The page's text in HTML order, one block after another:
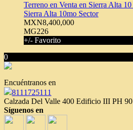
Terreno en Venta en Sierra Alta
Sierra Alta 10mo Sector
MXN8,400,000
MG226
+/- Favorito
0
Encuéntranos en
8111725111
Calzada Del Valle 400 Edificio III PH
Síguenos en